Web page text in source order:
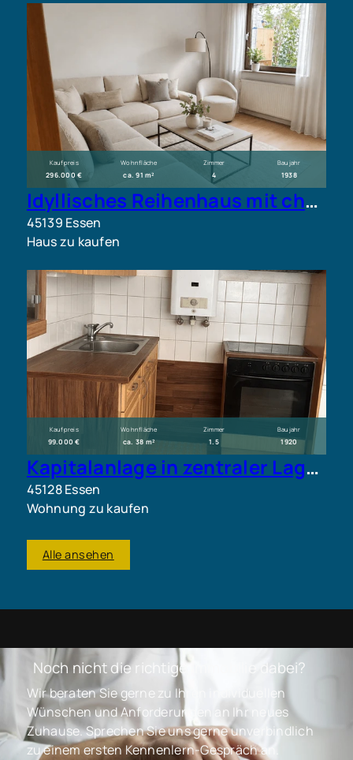
Kaufpreis
296.000 €
Wohnfläche
ca. 91 m²
Zimmer
4
Baujahr
1938
Idyllisches Reihenhaus mit charmantem Garten in Essen-Frillendorf. Ihr neues Zuhause wartet!
45139 Essen
Haus zu kaufen
Kaufpreis
99.000 €
Wohnfläche
ca. 38 m²
Zimmer
1.5
Baujahr
1920
Kapitalanlage in zentraler Lage – vermietete 1,5-Zimmer-Wohnung mit Potenzial
45128 Essen
Wohnung zu kaufen
Alle ansehen
Noch nicht die richtige Immobilie dabei?
Wir beraten Sie gerne zu Ihren individuellen
Wünschen und Anforderungen an Ihr neues
Zuhause. Sprechen Sie uns gerne unverbindlich
zu einem ersten Kennenlern-Gespräch an.